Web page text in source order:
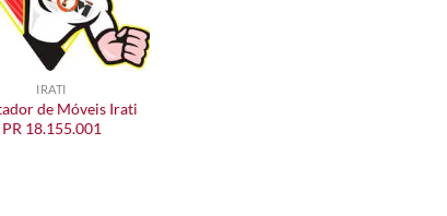
IRATI
de Móveis Irati
PR 18.155.001